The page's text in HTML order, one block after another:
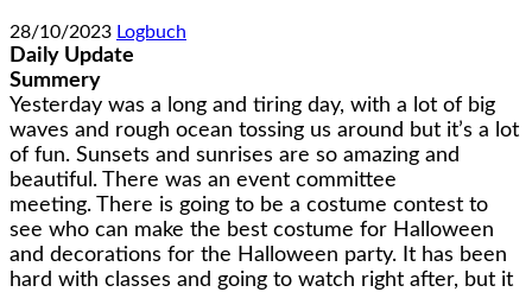
28/10/2023 Logbuch
Daily Update
Summery
Yesterday was a long and tiring day, with a lot of big
waves and rough ocean tossing us around but it’s a lot
of fun. Sunsets and sunrises are so amazing and
beautiful. There was an event committee
meeting. There is going to be a costume contest to
see who can make the best costume for Halloween
and decorations for the Halloween party. It has been
hard with classes and going to watch right after, but it